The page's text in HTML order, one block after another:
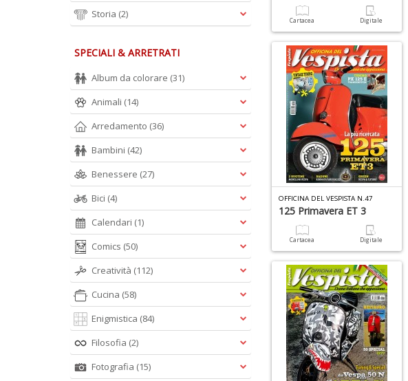
Cartacea Digitale
OFFICINA DEL VESPISTA N.47
125 Primavera ET 3
Cartacea Digitale
Storia (2)
SPECIALI & ARRETRATI
Album da colorare (31)
Animali (14)
Arredamento (36)
Bambini (42)
Benessere (27)
Bici (4)
Calendari (1)
Comics (50)
Creatività (112)
Cucina (58)
Enigmistica (84)
Filosofia (2)
Fotografia (15)